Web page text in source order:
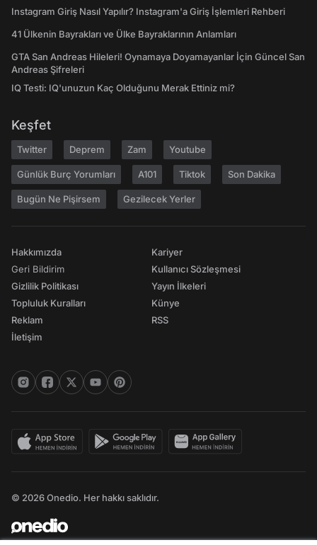
Instagram Giriş Nasıl Yapılır? Instagram'a Giriş İşlemleri Rehberi
41 Ülkenin Bayrakları ve Ülke Bayraklarının Anlamları
GTA San Andreas Hileleri! Oynamaya Doyamayanlar İçin Güncel San
Andreas Şifreleri
IQ Testi: IQ'unuzun Kaç Olduğunu Merak Ettiniz mi?
Keşfet
Twitter Deprem Zam Youtube
Günlük Burç Yorumları A101 Tiktok Son Dakika
Bugün Ne Pişirsem Gezilecek Yerler
Hakkımızda
Geri Bildirim
Gizlilik Politikası
Topluluk Kuralları
Reklam
İletişim
Kariyer
Kullanıcı Sözleşmesi
Yayın İlkeleri
Künye
RSS
© 2026 Onedio. Her hakkı saklıdır.